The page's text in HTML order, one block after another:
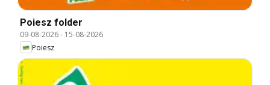
Poiesz folder
09-08-2026- 15-08-2026
Poiesz